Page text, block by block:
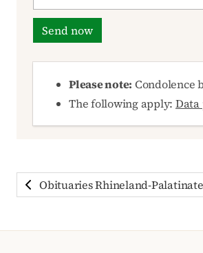
Send now
Please note: Condolence
The following apply:
Obituaries Rhineland-Palatinate